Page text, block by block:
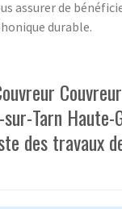
assurer de
durable.
Tarn Haute-
des travaux